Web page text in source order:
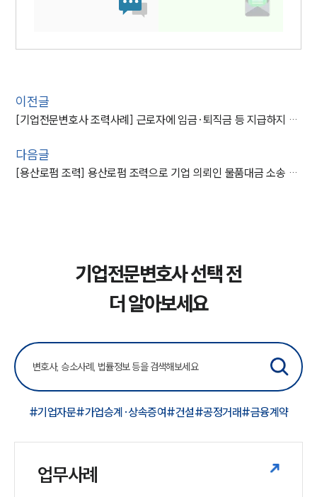
이전글
[기업전문변호사 조력사례] 근로자에 임금·퇴직금 등 지급하지 않은 사업주, 경미한 벌금형 방어
다음글
[용산로펌 조력] 용산로펌 조력으로 기업 의뢰인 물품대금 소송 승소
기업전문변호사 선택 전
더 알아보세요
#기업자문#가업승계·상속증여#건설#공정거래#금융계약
업무사례